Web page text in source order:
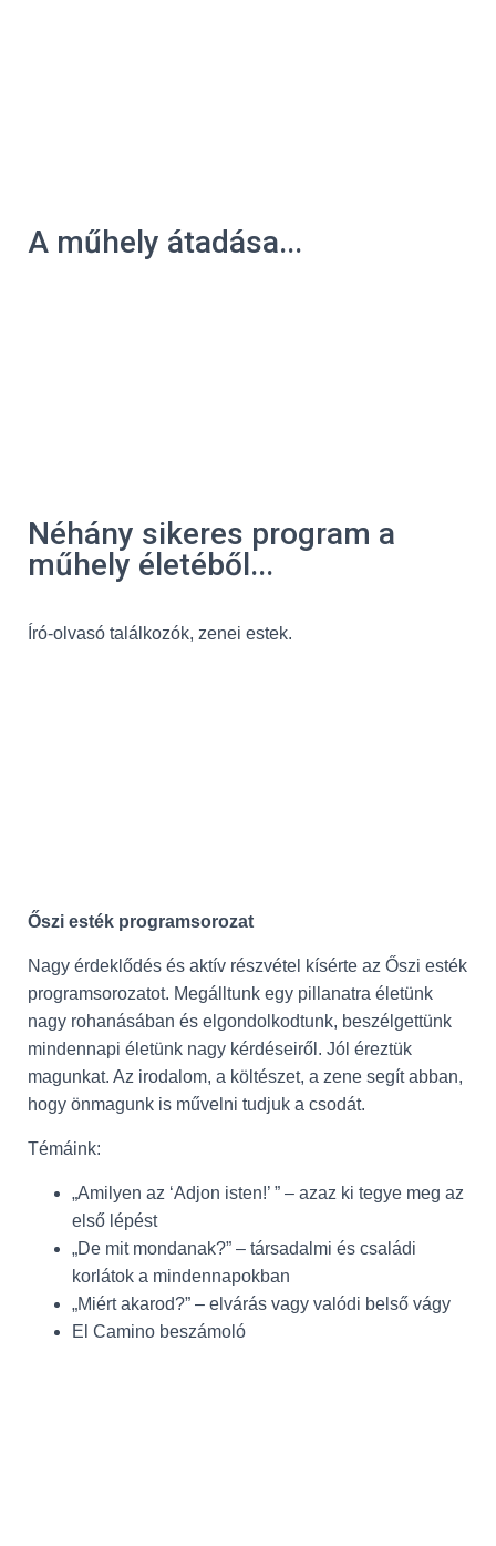
A műhely átadása...
Néhány sikeres program a
műhely életéből...
Író-olvasó találkozók, zenei estek.
Őszi esték programsorozat
Nagy érdeklődés és aktív részvétel kísérte az Őszi esték
programsorozatot. Megálltunk egy pillanatra életünk
nagy rohanásában és elgondolkodtunk, beszélgettünk
mindennapi életünk nagy kérdéseiről. Jól éreztük
magunkat. Az irodalom, a költészet, a zene segít abban,
hogy önmagunk is művelni tudjuk a csodát.
Témáink:
„Amilyen az ‘Adjon isten!’ ” – azaz ki tegye meg az
első lépést
„De mit mondanak?” – társadalmi és családi
korlátok a mindennapokban
„Miért akarod?” – elvárás vagy valódi belső vágy
El Camino beszámoló